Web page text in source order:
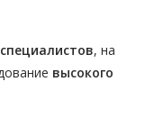
, на
высокого